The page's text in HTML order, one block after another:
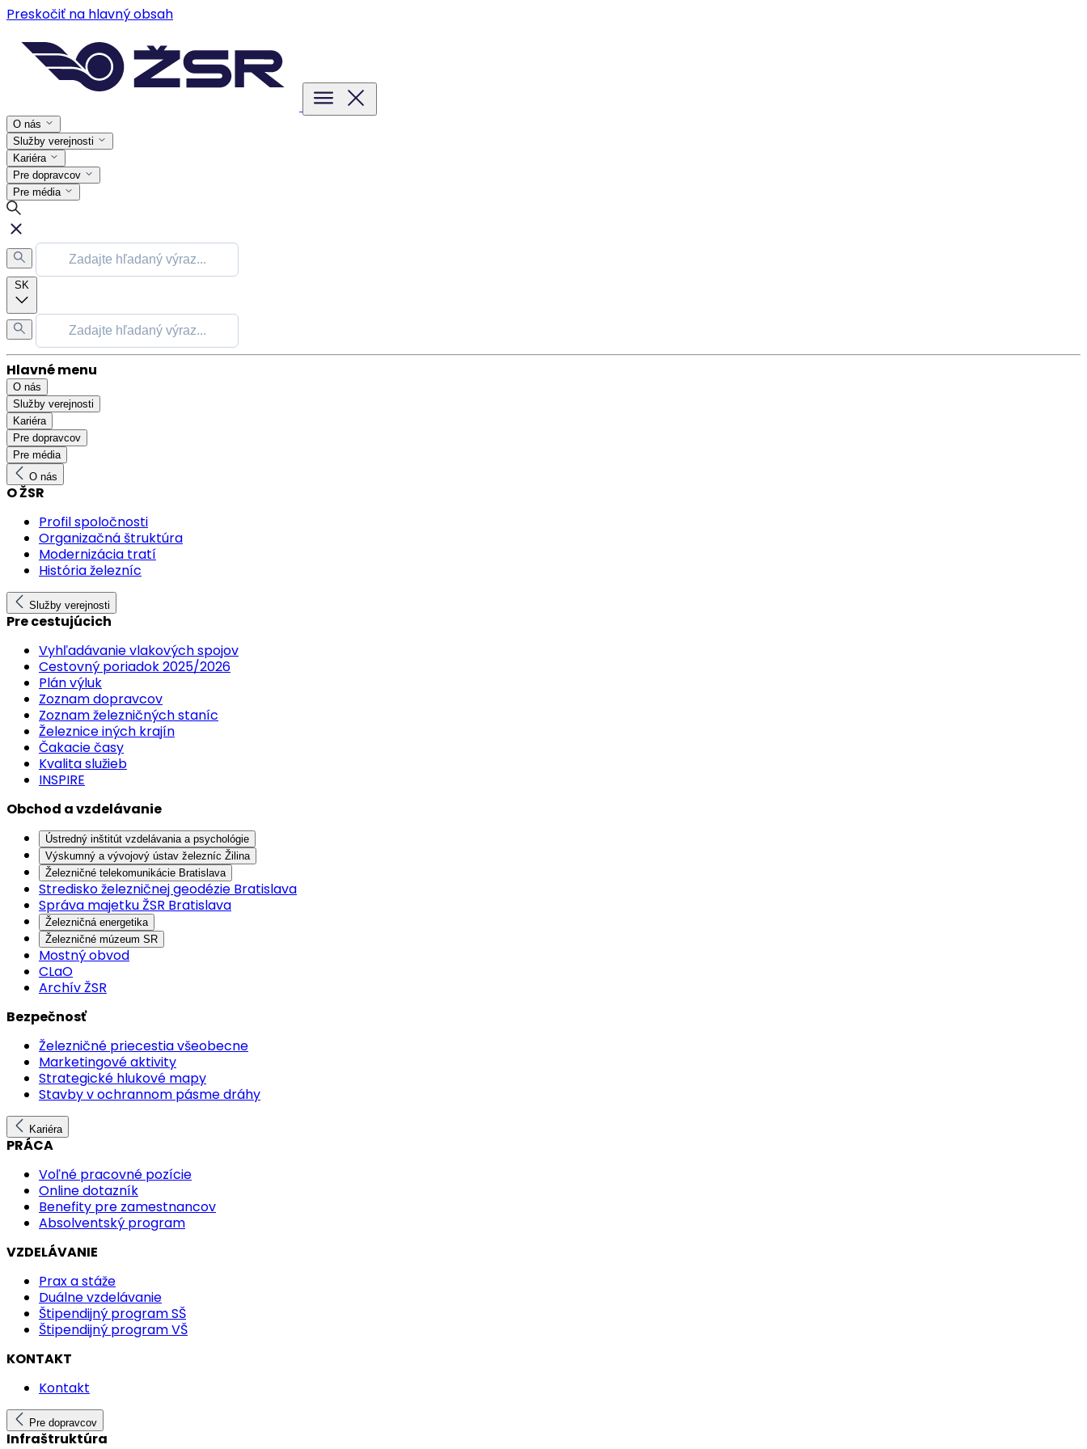
Preskočiť na hlavný obsah
O nás
Služby verejnosti
Kariéra
Pre dopravcov
Pre média
SK
Hlavné menu
O nás
Služby verejnosti
Kariéra
Pre dopravcov
Pre média
O nás
O ŽSR
Profil spoločnosti
Organizačná štruktúra
Modernizácia tratí
História železníc
Služby verejnosti
Pre cestujúcich
Vyhľadávanie vlakových spojov
Cestovný poriadok 2025/2026
Plán výluk
Zoznam dopravcov
Zoznam železničných staníc
Železnice iných krajín
Čakacie časy
Kvalita služieb
INSPIRE
Obchod a vzdelávanie
Ústredný inštitút vzdelávania a psychológie
Výskumný a vývojový ústav železníc Žilina
Železničné telekomunikácie Bratislava
Stredisko železničnej geodézie Bratislava
Správa majetku ŽSR Bratislava
Železničná energetika
Železničné múzeum SR
Mostný obvod
CLaO
Archív ŽSR
Bezpečnosť
Železničné priecestia všeobecne
Marketingové aktivity
Strategické hlukové mapy
Stavby v ochrannom pásme dráhy
Kariéra
PRÁCA
Voľné pracovné pozície
Online dotazník
Benefity pre zamestnancov
Absolventský program
VZDELÁVANIE
Prax a stáže
Duálne vzdelávanie
Štipendijný program SŠ
Štipendijný program VŠ
KONTAKT
Kontakt
Pre dopravcov
Infraštruktúra